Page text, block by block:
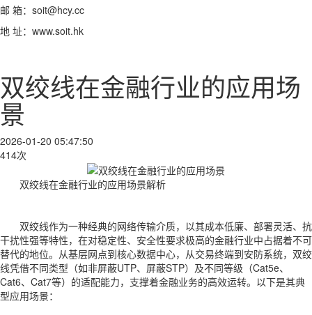
邮 箱：soit@hcy.cc
地 址：www.soit.hk
双绞线在金融行业的应用场
景
2026-01-20 05:47:50
414次
双绞线在金融行业的应用场景解析
双绞线作为一种经典的网络传输介质，以其成本低廉、部署灵活、抗
干扰性强等特性，在对稳定性、安全性要求极高的金融行业中占据着不可
替代的地位。从基层网点到核心数据中心，从交易终端到安防系统，双绞
线凭借不同类型（如非屏蔽UTP、屏蔽STP）及不同等级（Cat5e、
Cat6、Cat7等）的适配能力，支撑着金融业务的高效运转。以下是其典
型应用场景：